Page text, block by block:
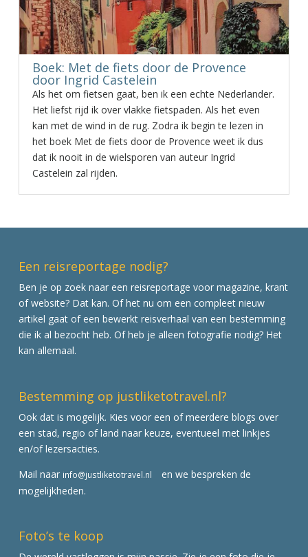
Boek: Met de fiets door de Provence
door Ingrid Castelein
Als het om fietsen gaat, ben ik een echte Nederlander.
Het liefst rijd ik over vlakke fietspaden. Als het even
kan met de wind in de rug. Zodra ik begin te lezen in
het boek Met de fiets door de Provence weet ik dus
dat ik nooit in de wielsporen van auteur Ingrid
Castelein zal rijden.
Een reisreportage nodig?
Ben je op zoek naar een reisreportage voor magazine, krant
of website? Dat kan. Of het nu om een compleet nieuw
artikel gaat of een bewerkt reisverhaal van een bestemming
die ik al bezocht heb. Of heb je alleen fotografie nodig? Het
kan allemaal.
Bestemming op justliketotravel.nl?
Ook dat is mogelijk. Kies voor een of meerdere blogs over
een stad, regio of land naar keuze, eventueel met linkjes
en/of lezersacties.
Mail naar info@justliketotravel.nl
en we bespreken de
mogelijkheden.
Foto’s te koop